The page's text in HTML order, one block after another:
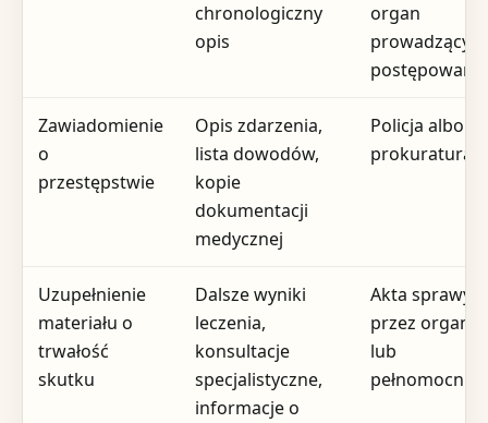
chronologiczny
opis
organ
prowadzący
postępowanie
Zawiadomienie
o
przestępstwie
Opis zdarzenia,
lista dowodów,
kopie
dokumentacji
medycznej
Policja albo
prokuratura
Uzupełnienie
materiału o
trwałość
skutku
Dalsze wyniki
leczenia,
konsultacje
specjalistyczne,
informacje o
Akta sprawy
przez organ
lub
pełnomocnika